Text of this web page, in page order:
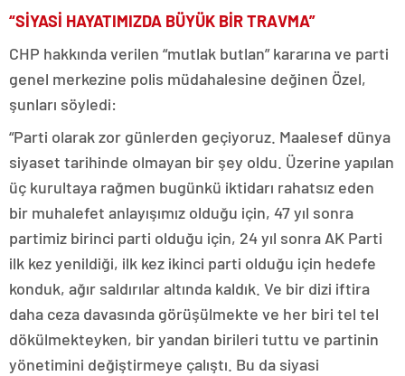
“SİYASİ HAYATIMIZDA BÜYÜK BİR TRAVMA”
CHP hakkında verilen “mutlak butlan” kararına ve parti
genel merkezine polis müdahalesine değinen Özel,
şunları söyledi:
“Parti olarak zor günlerden geçiyoruz. Maalesef dünya
siyaset tarihinde olmayan bir şey oldu. Üzerine yapılan
üç kurultaya rağmen bugünkü iktidarı rahatsız eden
bir muhalefet anlayışımız olduğu için, 47 yıl sonra
partimiz birinci parti olduğu için, 24 yıl sonra AK Parti
ilk kez yenildiği, ilk kez ikinci parti olduğu için hedefe
konduk, ağır saldırılar altında kaldık. Ve bir dizi iftira
daha ceza davasında görüşülmekte ve her biri tel tel
dökülmekteyken, bir yandan birileri tuttu ve partinin
yönetimini değiştirmeye çalıştı. Bu da siyasi